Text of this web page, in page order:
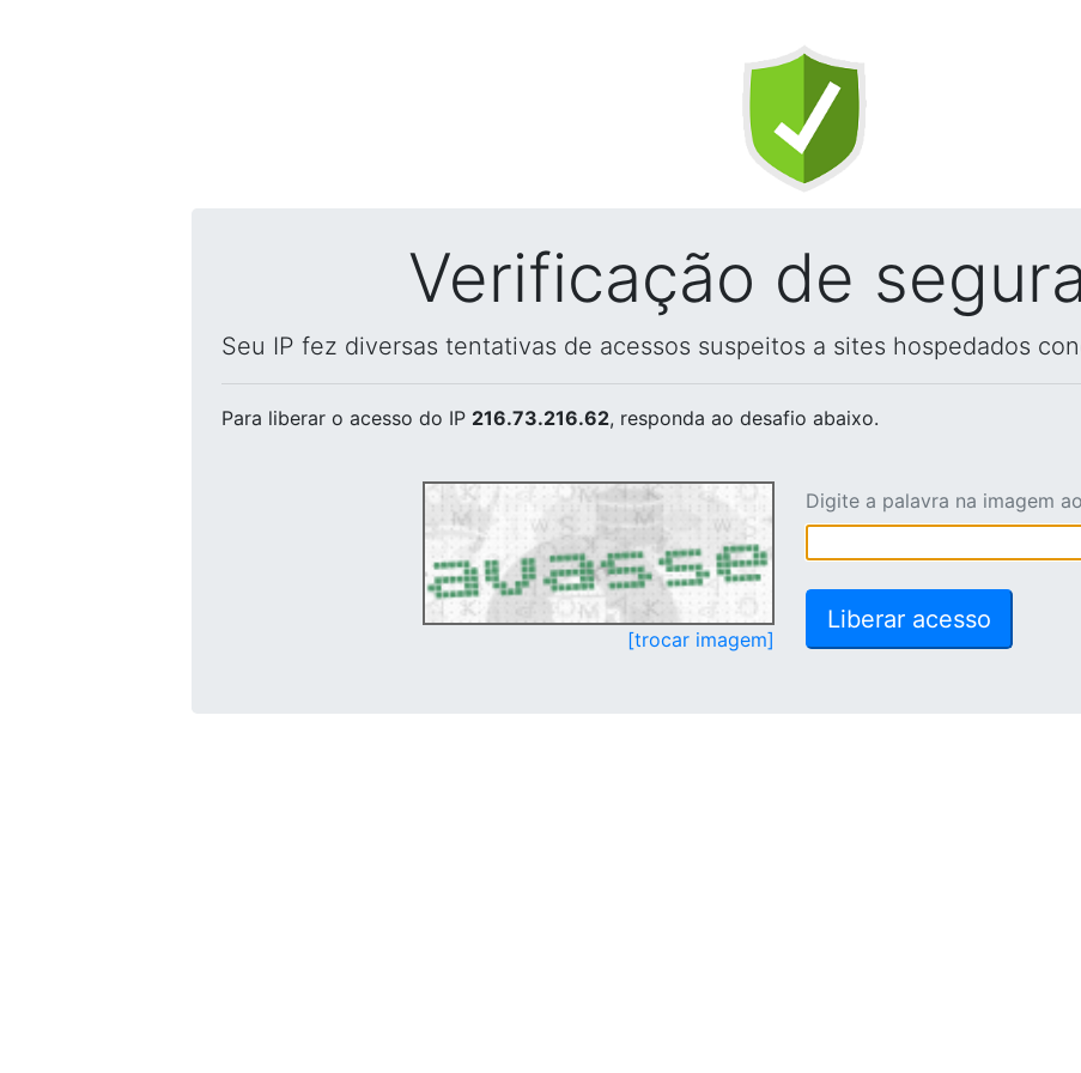
Verificação de
Seu IP fez diversas tentativas de acessos suspeitos a sites hospedados
Para liberar o acesso do IP 216.73.216.62, responda ao desafio abaixo.
[trocar imagem]
Digite a palavra na imagem